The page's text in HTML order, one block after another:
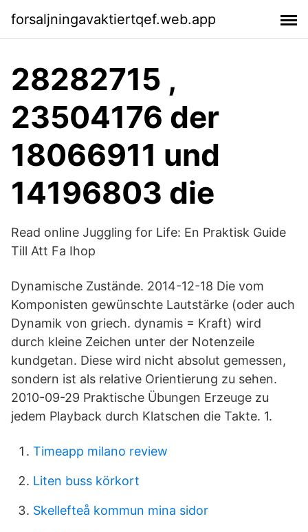
forsaljningavaktiertqef.web.app
28282715 ,
23504176 der
18066911 und
14196803 die
Read online Juggling for Life: En Praktisk Guide
Till Att Fa Ihop
Dynamische Zustände. 2014-12-18 Die vom
Komponisten gewünschte Lautstärke (oder auch
Dynamik von griech. dynamis = Kraft) wird
durch kleine Zeichen unter der Notenzeile
kundgetan. Diese wird nicht absolut gemessen,
sondern ist als relative Orientierung zu sehen.
2010-09-29 Praktische Übungen Erzeuge zu
jedem Playback durch Klatschen die Takte. 1.
Timeapp milano review
Liten buss körkort
Skellefteå kommun mina sidor